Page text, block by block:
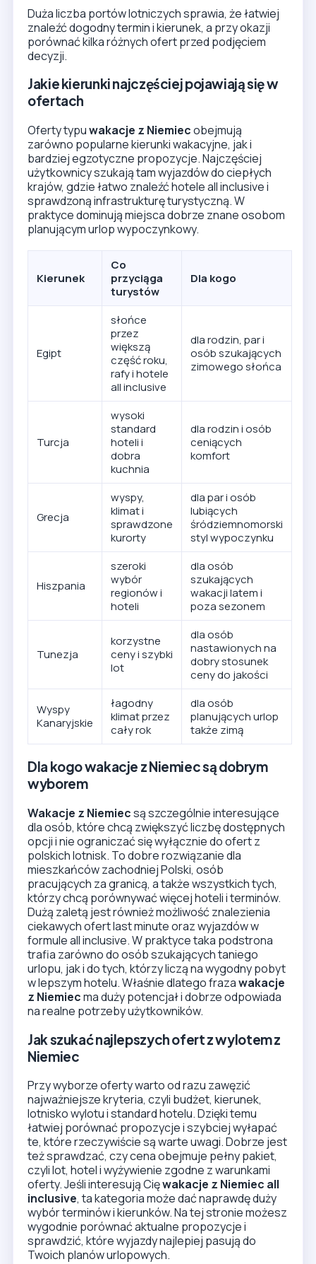
Duża liczba portów lotniczych sprawia, że łatwiej
znaleźć dogodny termin i kierunek, a przy okazji
porównać kilka różnych ofert przed podjęciem
decyzji.
Jakie kierunki najczęściej pojawiają się w
ofertach
Oferty typuwakacje z Niemiecobejmują
zarówno popularne kierunki wakacyjne, jak i
bardziej egzotyczne propozycje. Najczęściej
użytkownicy szukają tam wyjazdów do ciepłych
krajów, gdzie łatwo znaleźć hotele all inclusive i
sprawdzoną infrastrukturę turystyczną. W
praktyce dominują miejsca dobrze znane osobom
planującym urlop wypoczynkowy.
Kierunek
Co
przyciąga
turystów
Dla kogo
Egipt
słońce
przez
większą
część roku,
rafy i hotele
all inclusive
dla rodzin, par i
osób szukających
zimowego słońca
Turcja
wysoki
standard
hoteli i
dobra
kuchnia
dla rodzin i osób
ceniących
komfort
Grecja
wyspy,
klimat i
sprawdzone
kurorty
dla par i osób
lubiących
śródziemnomorski
styl wypoczynku
Hiszpania
szeroki
wybór
regionów i
hoteli
dla osób
szukających
wakacji latem i
poza sezonem
Tunezja
korzystne
ceny i szybki
lot
dla osób
nastawionych na
dobry stosunek
ceny do jakości
Wyspy
Kanaryjskie
łagodny
klimat przez
cały rok
dla osób
planujących urlop
także zimą
Dla kogo wakacje z Niemiec są dobrym
wyborem
Wakacje z Niemiecsą szczególnie interesujące
dla osób, które chcą zwiększyć liczbę dostępnych
opcji i nie ograniczać się wyłącznie do ofert z
polskich lotnisk. To dobre rozwiązanie dla
mieszkańców zachodniej Polski, osób
pracujących za granicą, a także wszystkich tych,
którzy chcą porównywać więcej hoteli i terminów.
Dużą zaletą jest również możliwość znalezienia
ciekawych ofert last minute oraz wyjazdów w
formule all inclusive. W praktyce taka podstrona
trafia zarówno do osób szukających taniego
urlopu, jak i do tych, którzy liczą na wygodny pobyt
w lepszym hotelu. Właśnie dlatego frazawakacje
z Niemiecma duży potencjał i dobrze odpowiada
na realne potrzeby użytkowników.
Jak szukać najlepszych ofert z wylotem z
Niemiec
Przy wyborze oferty warto od razu zawęzić
najważniejsze kryteria, czyli budżet, kierunek,
lotnisko wylotu i standard hotelu. Dzięki temu
łatwiej porównać propozycje i szybciej wyłapać
te, które rzeczywiście są warte uwagi. Dobrze jest
też sprawdzać, czy cena obejmuje pełny pakiet,
czyli lot, hotel i wyżywienie zgodne z warunkami
oferty. Jeśli interesują Cięwakacje z Niemiec all
inclusive, ta kategoria może dać naprawdę duży
wybór terminów i kierunków. Na tej stronie możesz
wygodnie porównać aktualne propozycje i
sprawdzić, które wyjazdy najlepiej pasują do
Twoich planów urlopowych.